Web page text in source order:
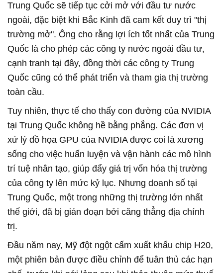
Trung Quốc sẽ tiếp tục cởi mở với đầu tư nước
ngoài, đặc biệt khi Bắc Kinh đã cam kết duy trì "thị
trường mở". Ông cho rằng lợi ích tốt nhất của Trung
Quốc là cho phép các công ty nước ngoài đầu tư,
cạnh tranh tại đây, đồng thời các công ty Trung
Quốc cũng có thể phát triển và tham gia thị trường
toàn cầu.
Tuy nhiên, thực tế cho thấy con đường của NVIDIA
tại Trung Quốc không hề bằng phẳng. Các đơn vị
xử lý đồ họa GPU của NVIDIA được coi là xương
sống cho việc huấn luyện và vận hành các mô hình
trí tuệ nhân tạo, giúp đẩy giá trị vốn hóa thị trường
của công ty lên mức kỷ lục. Nhưng doanh số tại
Trung Quốc, một trong những thị trường lớn nhất
thế giới, đã bị gián đoạn bởi căng thẳng địa chính
trị.
Đầu năm nay, Mỹ đột ngột cấm xuất khẩu chip H20,
một phiên bản được điều chỉnh để tuân thủ các hạn